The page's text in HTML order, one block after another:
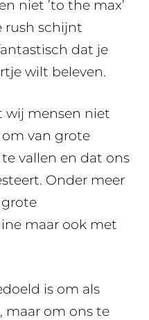
niet ’to the max’
rush schijnt
dat je
wilt beleven.
wij mensen niet
van grote
vallen en dat ons
Onder meer
maar ook met
is om als
maar om ons te